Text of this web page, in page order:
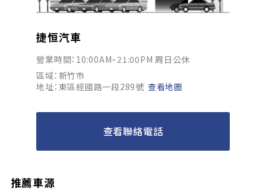
捷恒汽車
營業時間：10:00AM~21:00PM 周日公休
區域：新竹市
地址：東區經國路一段289號 查看地圖
查看聯絡電話
推薦車源